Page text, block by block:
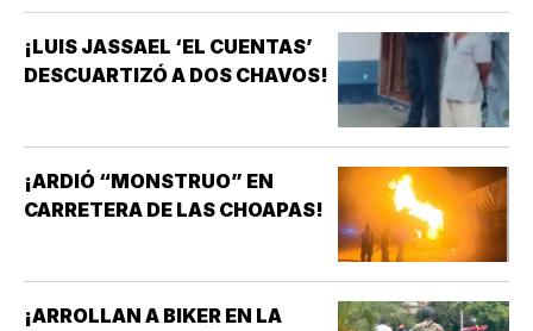
¡LUIS JASSAEL ‘EL CUENTAS’
DESCUARTIZÓ A DOS CHAVOS!
¡ARDIÓ “MONSTRUO” EN
CARRETERA DE LAS CHOAPAS!
¡ARROLLAN A BIKER EN LA